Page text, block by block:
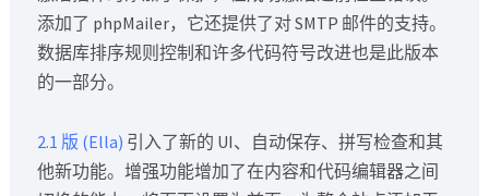
添加了 phpMailer，它还提供了对 SMTP 邮件的支持。
数据库排序规则控制和许多代码符号改进也是此版本
的一部分。
2.1 版 (Ella) 引入了新的 UI、自动保存、拼写检查和其
他新功能。增强功能增加了在内容和代码编辑器之间